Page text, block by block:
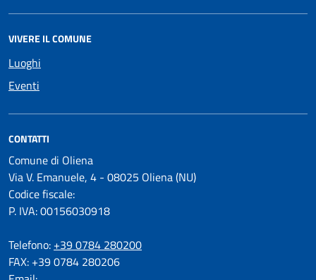
VIVERE IL COMUNE
Luoghi
Eventi
CONTATTI
Comune di Oliena
Via V. Emanuele, 4 - 08025 Oliena (NU)
Codice fiscale:
P. IVA: 00156030918
Telefono: +39 0784 280200
FAX: +39 0784 280206